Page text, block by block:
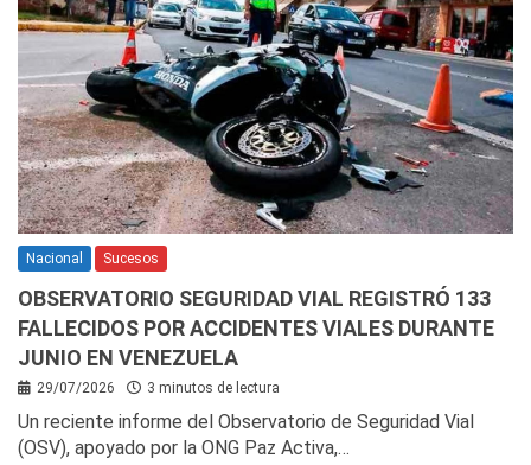
Nacional Sucesos
OBSERVATORIO SEGURIDAD VIAL REGISTRÓ 133
FALLECIDOS POR ACCIDENTES VIALES DURANTE
JUNIO EN VENEZUELA
29/07/2026 3 minutos de lectura
Un reciente informe del Observatorio de Seguridad Vial
(OSV), apoyado por la ONG Paz Activa,…